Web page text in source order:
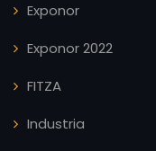
Exponor
Exponor 2022
FITZA
Industria